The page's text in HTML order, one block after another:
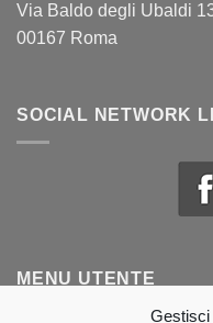
Gestisci
Via Baldo degli Ubaldi
00167 Roma
SOCIAL NETWORK
MENU UTENTE